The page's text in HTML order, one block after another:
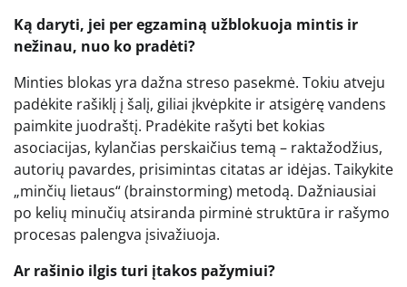
Ką daryti, jei per egzaminą užblokuoja mintis ir
nežinau, nuo ko pradėti?
Minties blokas yra dažna streso pasekmė. Tokiu atveju
padėkite rašiklį į šalį, giliai įkvėpkite ir atsigėrę vandens
paimkite juodraštį. Pradėkite rašyti bet kokias
asociacijas, kylančias perskaičius temą – raktažodžius,
autorių pavardes, prisimintas citatas ar idėjas. Taikykite
„minčių lietaus“ (brainstorming) metodą. Dažniausiai
po kelių minučių atsiranda pirminė struktūra ir rašymo
procesas palengva įsivažiuoja.
Ar rašinio ilgis turi įtakos pažymiui?